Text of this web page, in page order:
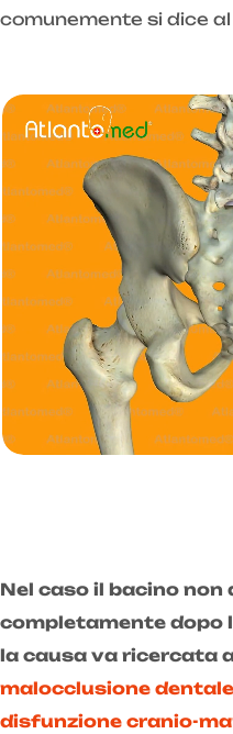
comunemente si dice
Nel caso il bacino
completamente dopo
la causa va ricercata
malocclusione
disfunzione cranio-